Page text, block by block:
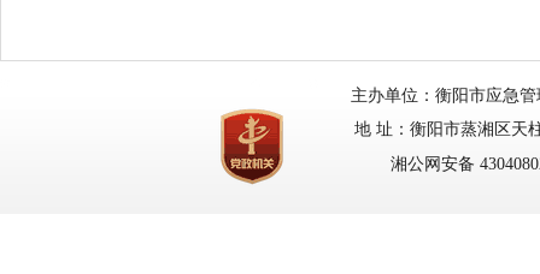
主办单位：衡阳市应急
地 址：衡阳市蒸湘区天
湘公网安备